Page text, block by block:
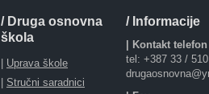
/ Druga osnovna
škola
| Uprava škole
| Stručni saradnici
/ Informacije
| Kontakt telefon
tel: +387 33 /